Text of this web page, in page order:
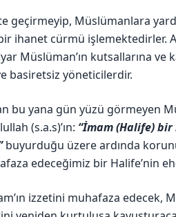
geçirmeyip, Müslümanlara
ihanet cürmü
Müslüman’ın kutsallarına ve
basiretsiz yöneticilerdir.
bu yana gün yüzü görmeyen
(s.a.s)’ın: “İmam (Halife)
buyurduğu üzere ardında
edeceğimiz bir Halife’nin
izzetini muhafaza edecek,